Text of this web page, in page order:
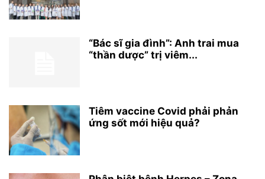
“Bác sĩ gia đình”: Anh trai mua
“thần dược” trị viêm...
Tiêm vaccine Covid phải phản
ứng sốt mới hiệu quả?